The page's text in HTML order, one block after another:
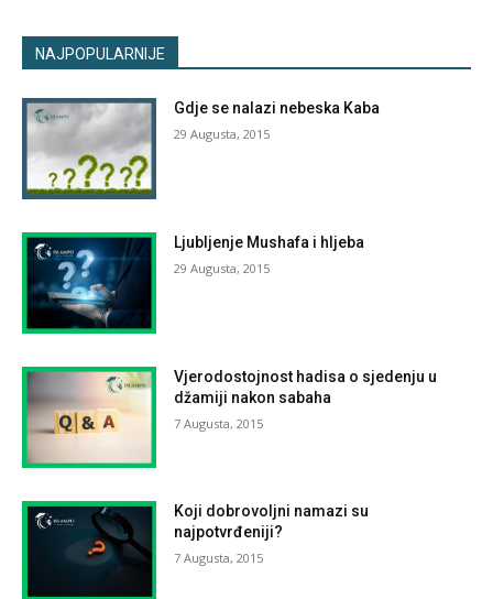
NAJPOPULARNIJE
Gdje se nalazi nebeska Kaba
29 Augusta, 2015
Ljubljenje Mushafa i hljeba
29 Augusta, 2015
Vjerodostojnost hadisa o sjedenju u
džamiji nakon sabaha
7 Augusta, 2015
Koji dobrovoljni namazi su
najpotvrđeniji?
7 Augusta, 2015